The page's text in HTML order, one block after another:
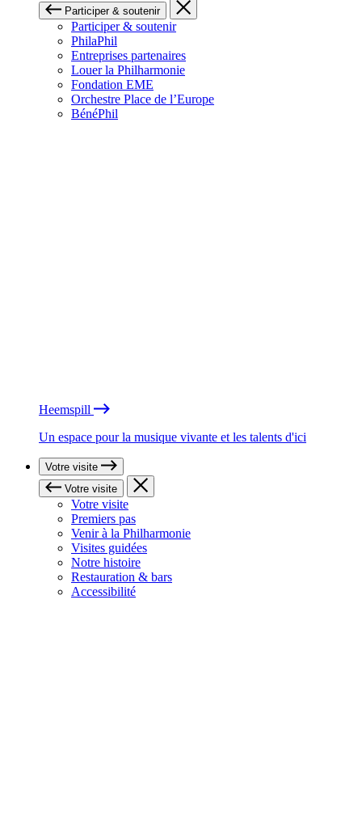
Participer & soutenir
Participer & soutenir
PhilaPhil
Entreprises partenaires
Louer la Philharmonie
Fondation EME
Orchestre Place de l’Europe
BénéPhil
Heemspill
Un espace pour la musique vivante et les talents d'ici
Votre visite
Votre visite
Votre visite
Premiers pas
Venir à la Philharmonie
Visites guidées
Notre histoire
Restauration & bars
Accessibilité